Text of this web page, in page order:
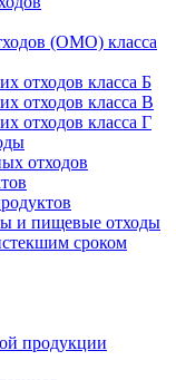
(ОМО) класса
отходов класса Б
отходов класса В
отходов класса Г
отходов
и пищевые отходы
сроком
продукции